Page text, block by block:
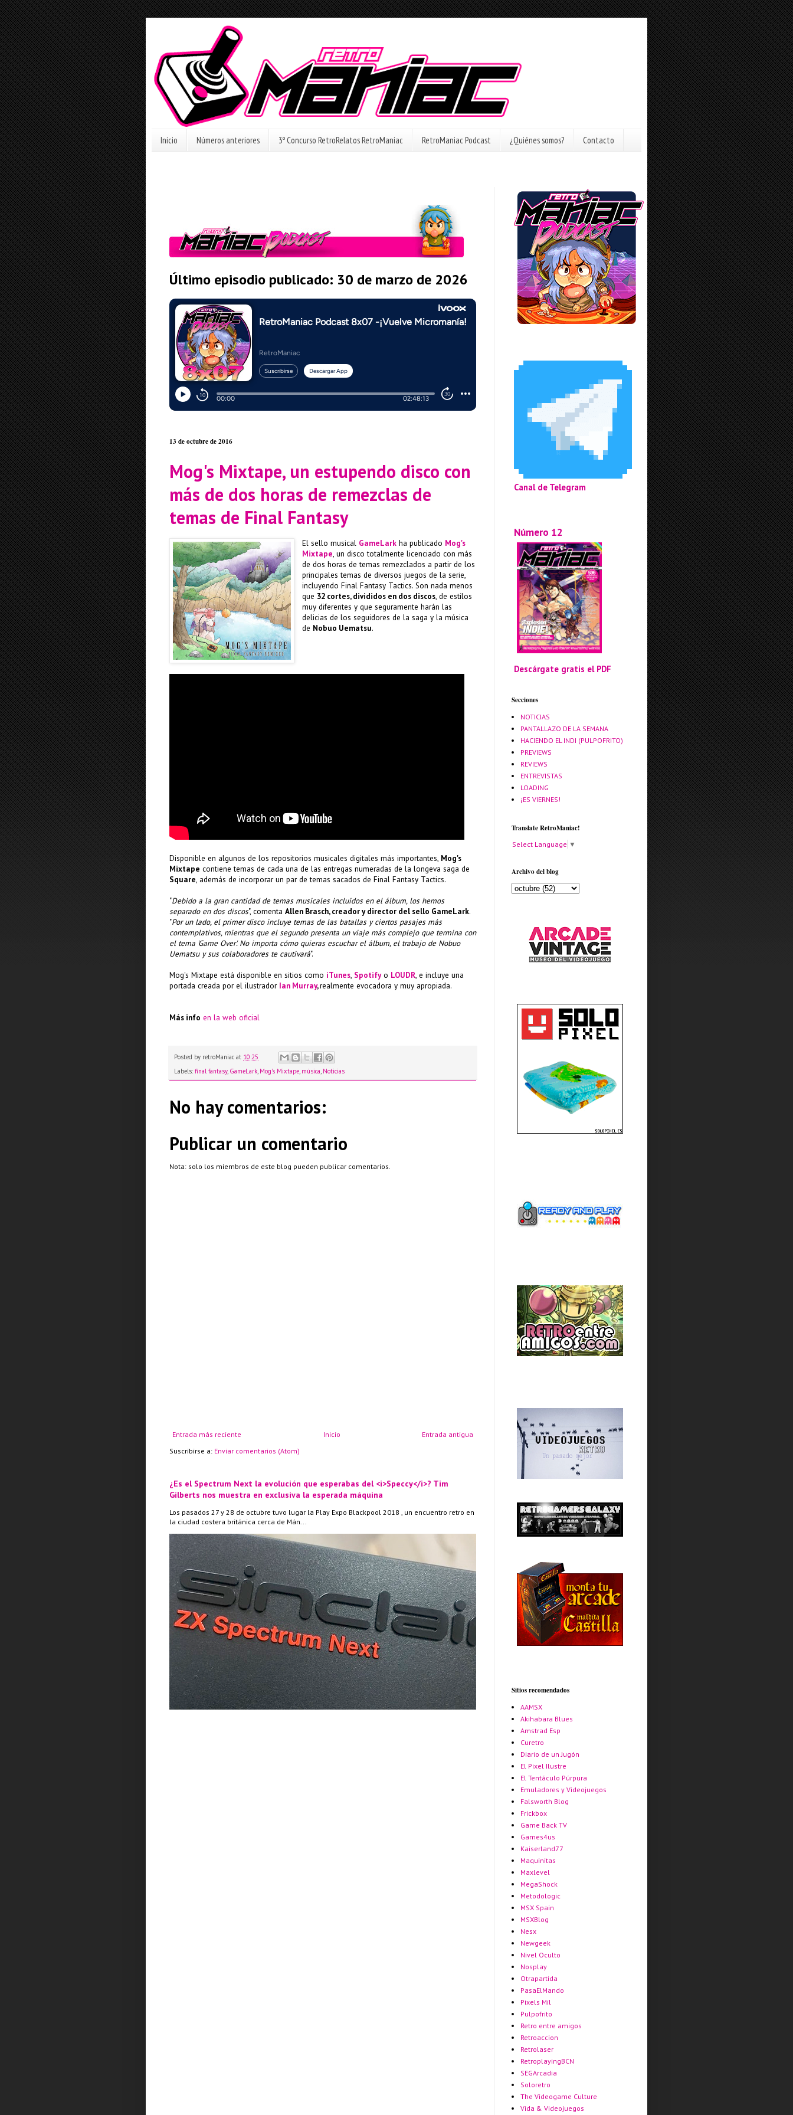
Inicio Números anteriores 3º Concurso RetroRelatos RetroManiac RetroManiac Podcast ¿Quiénes somos? Contacto
Último episodio publicado: 30 de marzo de 2026
13 de octubre de 2016
Mog's Mixtape, un estupendo disco con
más de dos horas de remezclas de
temas de Final Fantasy
El sello musical GameLark ha publicado Mog's
Mixtape, un disco totalmente licenciado con más
de dos horas de temas remezclados a partir de los
principales temas de diversos juegos de la serie,
incluyendo Final Fantasy Tactics. Son nada menos
que 32 cortes, divididos en dos discos, de estilos
muy diferentes y que seguramente harán las
delicias de los seguidores de la saga y la música
de Nobuo Uematsu.
Disponible en algunos de los repositorios musicales digitales más importantes, Mog's
Mixtape contiene temas de cada una de las entregas numeradas de la longeva saga de
Square, además de incorporar un par de temas sacados de Final Fantasy Tactics.
"Debido a la gran cantidad de temas musicales incluidos en el álbum, los hemos
separado en dos discos", comenta Allen Brasch, creador y director del sello GameLark.
"Por un lado, el primer disco incluye temas de las batallas y ciertos pasajes más
contemplativos, mientras que el segundo presenta un viaje más complejo que termina con
el tema 'Game Over'. No importa cómo quieras escuchar el álbum, el trabajo de Nobuo
Uematsu y sus colaboradores te cautivará".
Mog's Mixtape está disponible en sitios como iTunes, Spotifyo LOUDR, e incluye una
portada creada por el ilustrador Ian Murray,realmente evocadora y muy apropiada.
Más info en la web oficial
Posted by retroManiac at 10:25
Labels: final fantasy, GameLark, Mog's Mixtape, música, Noticias
No hay comentarios:
Publicar un comentario
Nota: solo los miembros de este blog pueden publicar comentarios.
Entrada más reciente Entrada antigua
Inicio
Suscribirse a: Enviar comentarios (Atom)
¿Es el Spectrum Next la evolución que esperabas del <i>Speccy</i>? Tim
Gilberts nos muestra en exclusiva la esperada máquina
Los pasados 27 y 28 de octubre tuvo lugar la Play Expo Blackpool 2018 , un encuentro retro en
la ciudad costera británica cerca de Mán...
Canal de Telegram
Número 12
Descárgate gratis el PDF
Secciones
NOTICIAS
PANTALLAZO DE LA SEMANA
HACIENDO EL INDI (PULPOFRITO)
PREVIEWS
REVIEWS
ENTREVISTAS
LOADING
¡ES VIERNES!
Translate RetroManiac!
Select Language ▼
Archivo del blog
Sitios recomendados
AAMSX
Akihabara Blues
Amstrad Esp
Curetro
Diario de un Jugón
El Pixel Ilustre
El Tentáculo Púrpura
Emuladores y Videojuegos
Falsworth Blog
Frickbox
Game Back TV
Games4us
Kaiserland77
Maquinitas
Maxlevel
MegaShock
Metodologic
MSX Spain
MSXBlog
Nesx
Newgeek
Nivel Oculto
Nosplay
Otrapartida
PasaElMando
Pixels Mil
Pulpofrito
Retro entre amigos
Retroaccion
Retrolaser
RetroplayingBCN
SEGArcadia
Soloretro
The Videogame Culture
Vida & Videojuegos